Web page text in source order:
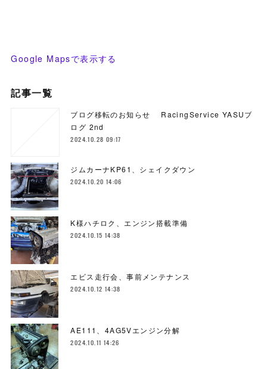
Google Mapsで表示する
記事一覧
ブログ移転のお知らせ RacingService YASUブ
ログ 2nd
2024.10.28 09:17
ジムカーナKP61、シェイクダウン
2024.10.20 14:06
K様ハチロク、エンジン搭載準備
2024.10.15 14:38
エビス走行会、事前メンテナンス
2024.10.12 14:38
AE111、4AG5Vエンジン分解
2024.10.11 14:26